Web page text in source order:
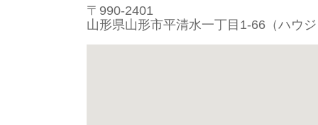
〒990-2401
山形県山形市平清水一丁目1-66（ハウジ